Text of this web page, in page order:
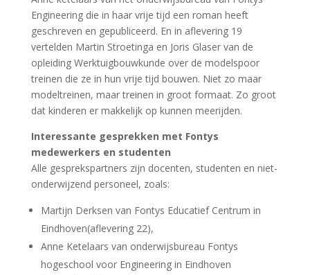
Engineering die in haar vrije tijd een roman heeft
geschreven en gepubliceerd. En in aflevering 19
vertelden Martin Stroetinga en Joris Glaser van de
opleiding Werktuigbouwkunde over de modelspoor
treinen die ze in hun vrije tijd bouwen. Niet zo maar
modeltreinen, maar treinen in groot formaat. Zo groot
dat kinderen er makkelijk op kunnen meerijden.
Interessante gesprekken met Fontys
medewerkers en studenten
Alle gesprekspartners zijn docenten, studenten en niet-
onderwijzend personeel, zoals:
Martijn Derksen van Fontys Educatief Centrum in
Eindhoven(aflevering 22),
Anne Ketelaars van onderwijsbureau Fontys
hogeschool voor Engineering in Eindhoven